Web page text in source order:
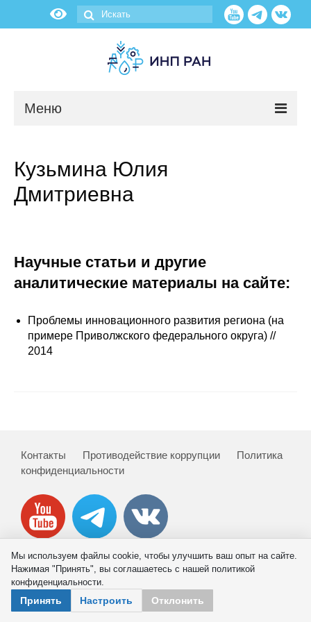
Меню
О нас
Об институте
Администрация
Публикации
Издания
О журнале
Номера журналов
Кузьмина Юлия
Дмитриевна
Научные статьи и другие
аналитические материалы на сайте:
Проблемы инновационного развития региона (на
примере Приволжского федерального округа) //
2014
Контакты Противодействие коррупции
Политика
конфиденциальности
© 2026 ИНП РАН
Мы используем файлы cookie, чтобы улучшить ваш опыт на сайте.
Нажимая "Принять", вы соглашаетесь с нашей политикой
конфиденциальности.
Принять Настроить Отклонить